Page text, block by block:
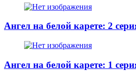
Ангел на белой карете: 2
Ангел на белой карете: 1